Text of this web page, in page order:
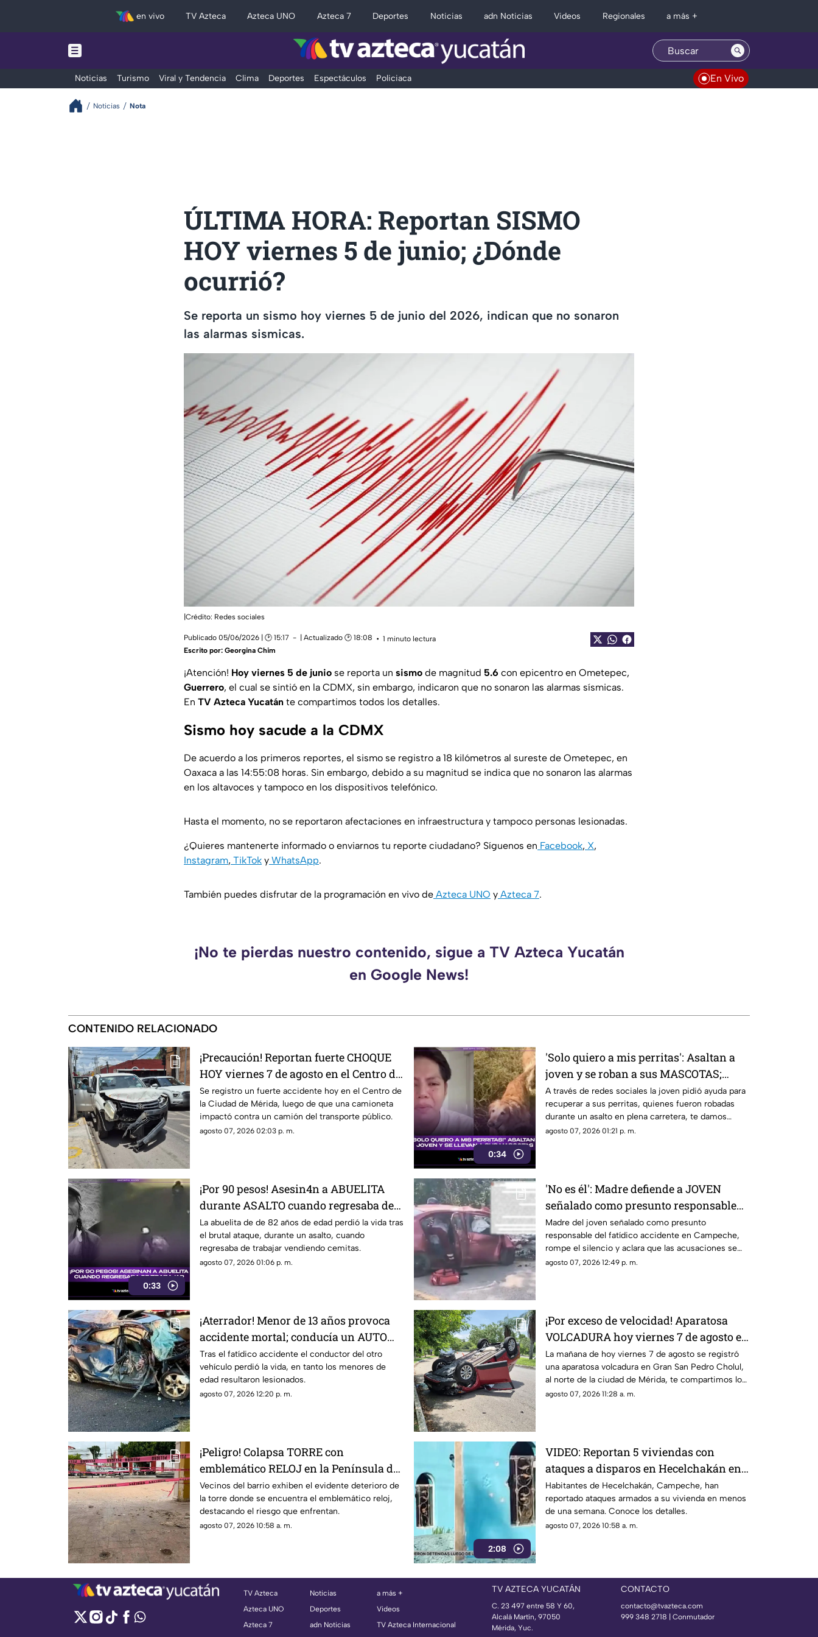
en vivo TV Azteca Azteca UNO Azteca 7 Deportes Noticias adn Noticias Videos Regionales a más +
Noticias Turismo Viral y Tendencia Clima Deportes Espectáculos Policiaca En Vivo
Noticias Nota
ÚLTIMA HORA: Reportan SISMO
HOY viernes 5 de junio; ¿Dónde
ocurrió?
Se reporta un sismo hoy viernes 5 de junio del 2026, indican que no sonaron
las alarmas sismicas.
|Crédito: Redes sociales
Publicado 05/06/2026 | 🕑 15:17 | Actualizado 🕑 18:08
1 minuto lectura
Escrito por: Georgina Chim
¡Atención! Hoy viernes 5 de junio se reporta un sismo de magnitud 5.6 con epicentro en Ometepec,
Guerrero, el cual se sintió en la CDMX, sin embargo, indicaron que no sonaron las alarmas sísmicas.
En TV Azteca Yucatán te compartimos todos los detalles.
Sismo hoy sacude a la CDMX
De acuerdo a los primeros reportes, el sismo se registro a 18 kilómetros al sureste de Ometepec, en
Oaxaca a las 14:55:08 horas. Sin embargo, debido a su magnitud se indica que no sonaron las alarmas
en los altavoces y tampoco en los dispositivos telefónico.
Hasta el momento, no se reportaron afectaciones en infraestructura y tampoco personas lesionadas.
¿Quieres mantenerte informado o enviarnos tu reporte ciudadano? Síguenos en Facebook, X,
Instagram, TikTok y WhatsApp.
También puedes disfrutar de la programación en vivo de Azteca UNO y Azteca 7.
¡No te pierdas nuestro contenido, sigue a TV Azteca Yucatán
en Google News!
CONTENIDO RELACIONADO
¡Precaución! Reportan fuerte CHOQUE
HOY viernes 7 de agosto en el Centro de
Mérida; esto se sabe
Se registro un fuerte accidente hoy en el Centro de
la Ciudad de Mérida, luego de que una camioneta
impactó contra un camión del transporte público.
agosto 07, 2026 02:03 p. m.
0:34
'Solo quiero a mis perritas': Asaltan a
joven y se roban a sus MASCOTAS;
suplica ayuda para localizarlas
(+VIDEO)
A través de redes sociales la joven pidió ayuda para
recuperar a sus perritas, quienes fueron robadas
durante un asalto en plena carretera, te damos
detalles del caso.
agosto 07, 2026 01:21 p. m.
0:33
¡Por 90 pesos! Asesin4n a ABUELITA
durante ASALTO cuando regresaba de
trabajar (+VIDEO)
La abuelita de de 82 años de edad perdió la vida tras
el brutal ataque, durante un asalto, cuando
regresaba de trabajar vendiendo cemitas.
agosto 07, 2026 01:06 p. m.
'No es él': Madre defiende a JOVEN
señalado como presunto responsable
del accidente donde MURIÓ pareja y
bebé en Campeche
Madre del joven señalado como presunto
responsable del fatídico accidente en Campeche,
rompe el silencio y aclara que las acusaciones se
tratan de un error.
agosto 07, 2026 12:49 p. m.
¡Aterrador! Menor de 13 años provoca
accidente mortal; conducía un AUTO
robado con otros seis menores
Tras el fatídico accidente el conductor del otro
vehículo perdió la vida, en tanto los menores de
edad resultaron lesionados.
agosto 07, 2026 12:20 p. m.
¡Por exceso de velocidad! Aparatosa
VOLCADURA hoy viernes 7 de agosto en
San Pedro Cholul; ¿Hay heridos?
La mañana de hoy viernes 7 de agosto se registró
una aparatosa volcadura en Gran San Pedro Cholul,
al norte de la ciudad de Mérida, te compartimos lo
que se sabe.
agosto 07, 2026 11:28 a. m.
¡Peligro! Colapsa TORRE con
emblemático RELOJ en la Península de
Yucatán; enciende las alarmas
Vecinos del barrio exhiben el evidente deterioro de
la torre donde se encuentra el emblemático reloj,
destacando el riesgo que enfrentan.
agosto 07, 2026 10:58 a. m.
2:08
VIDEO: Reportan 5 viviendas con
ataques a disparos en Hecelchakán en
menos de una semana
Habitantes de Hecelchakán, Campeche, han
reportado ataques armados a su vivienda en menos
de una semana. Conoce los detalles.
agosto 07, 2026 10:58 a. m.
TV Azteca
Azteca UNO
Azteca 7
Noticias
Deportes
adn Noticias
a más +
Videos
TV Azteca Internacional
TV AZTECA YUCATÁN
C. 23 497 entre 58 Y 60,
Alcalá Martín, 97050
Mérida, Yuc.
CONTACTO
contacto@tvazteca.com
999 348 2718 | Conmutador